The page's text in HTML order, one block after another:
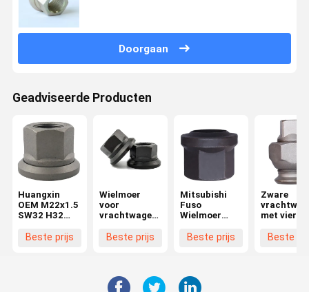
Doorgaan
Geadviseerde Producten
Huangxin
OEM M22x1.5
SW32 H32
Wielmoer
Beste prijs
Wielmoer
voor
vrachtwagen
Beste prijs
Mitsubishi
Fuso
Wielmoer
Hoogwaardige
Wielvervanging
Beste prijs
Zware
met
Beste